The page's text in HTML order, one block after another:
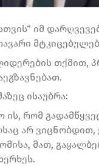
იმ
თქმით,
ისაუბრა:
რომ
არ ვიცნობდით,
მათ,